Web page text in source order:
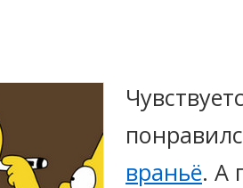
враньё. А